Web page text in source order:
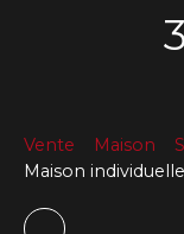
Vente Maison
Maison